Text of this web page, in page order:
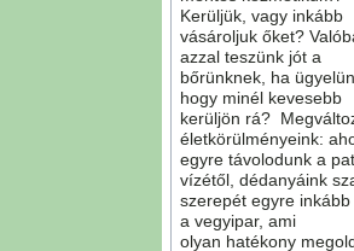
Kerüljük, vagy inkább
vásároljuk őket?
azzal teszünk jót a
bőrünknek, ha
hogy minél kevesebb
kerüljön rá?
életkörülményeink:
egyre távolodunk a
vízétől, dédanyáink
szerepét egyre
a vegyipar, ami
olyan hatékony